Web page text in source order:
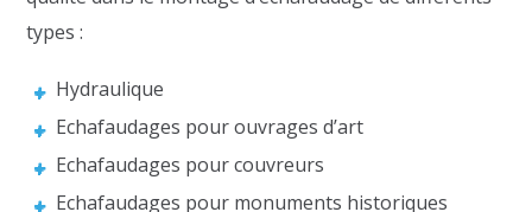
types :
Hydraulique
Echafaudages pour ouvrages d’art
Echafaudages pour couvreurs
Echafaudages pour monuments historiques